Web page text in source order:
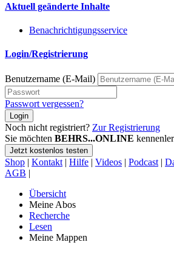
Aktuell geänderte Inhalte
Benachrichtigungsservice
Login/Registrierung
Benutzername (E-Mail)
Passwort vergessen?
Login
Noch nicht registriert? Zur Registrierung
Sie möchten BEHRS...ONLINE
Jetzt kostenlos testen
Shop | Kontakt | Hilfe | Videos | Podcast |
AGB |
Übersicht
Meine Abos
Recherche
Lesen
Meine Mappen